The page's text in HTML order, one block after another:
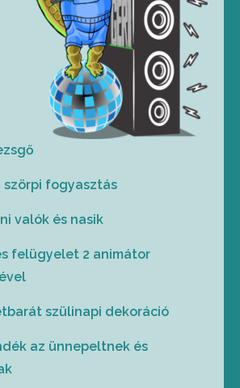
fogyasztás
valók és nasik
felügyelet 2 animátor
szülinapi dekoráció
az ünnepeltnek és